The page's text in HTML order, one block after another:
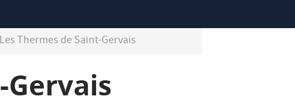
Thermes de Saint-Gervais